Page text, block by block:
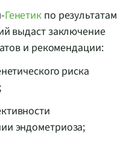
Генетик по результатам
выдаст заключение
и рекомендации:
риска
эндометриоза;